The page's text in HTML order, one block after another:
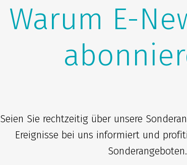
Warum E-
Seien Sie rechtzeitig über unsere
Ereignisse bei uns informiert und
Sonderangeboten.